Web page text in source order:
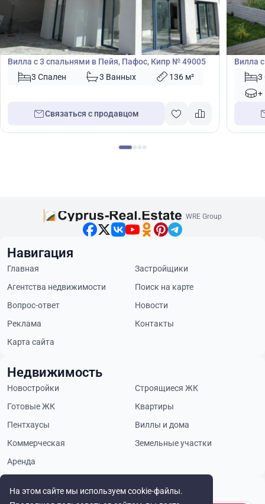
550 000
Вилла
Вилла с 3 спальнями в Пейя, Пафос, Кипр № 49005
3 Спален
3 Ванных 136 м²
Связаться с продавцом
€495
Вилла
Вилла
489443
На этом сайте мы используем cookie-файлы.
WRE Group
Будьте в курсе
Навигация
Главная
Застройщики
Агентства недвижимости
Поиск на карте
Вопрос-ответ
Новости
Реклама
Контакты
Карта сайта
Недвижимость
Новостройки
Строящиеся ЖК
Готовые ЖК
Квартиры
Пентхаусы
Виллы и дома
Коммерческая
Земельные участки
Аренда